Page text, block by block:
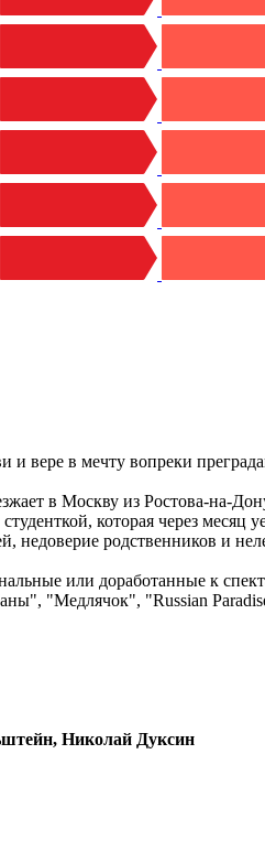
и вере в мечту вопреки
в Москву из Ростова-на-
которая через
недоверие родственников и
или доработанные к
"Медлячок", "Russian
Николай Дуксин